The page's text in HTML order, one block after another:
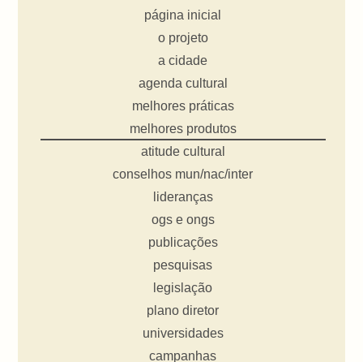
página inicial
o projeto
a cidade
agenda cultural
melhores práticas
melhores produtos
atitude cultural
conselhos mun/nac/inter
lideranças
ogs e ongs
publicações
pesquisas
legislação
plano diretor
universidades
campanhas